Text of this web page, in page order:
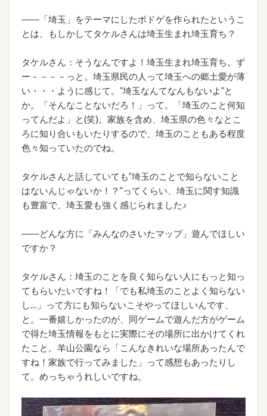
――「埼玉」をテーマにしたボドゲを作られたというこ
とは、もしかしてタケルさんは埼玉生まれ埼玉育ち？
タケルさん：そうなんですよ！埼玉生まれ埼玉育ち。ず
ー－－－－っと。埼玉県民の人って埼玉への郷土愛が薄
い・・・ように感じて。”埼玉なんてなんもないよ”と
か。「そんなことないだろ！」って。「埼玉のこと何知
ってんだよ」と(笑)。家族を含め、埼玉県の色々なとこ
ろに知り合いもいたりするので、埼玉のこともある程度
色々知っていたのでね。
タケルさんと話していても”埼玉のことで知らないこと
はないんじゃないか！？”ってくらい、埼玉に関す知識
も豊富で、埼玉愛も強く感じられました♪
――どんな方に「みんなのさいたマップ」遊んでほしい
ですか？
タケルさん：埼玉のことを良く知らない人にもっと知っ
てもらいたいですね！「でも私埼玉のことよく知らない
し…」って方にも知らないこそやってほしいんです、
と。一番嬉しかったのが、同ゲームで遊んだ方がゲーム
で得た埼玉情報をもとに実際にその場所に出かけてくれ
たこと。羊山公園なら「こんなきれいな場所あったんで
すね！家族で行ってみました」って感想もあったりし
て。めっちゃうれしいですね。